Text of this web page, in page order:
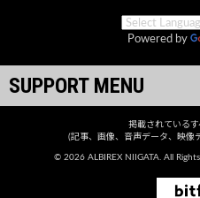
Powered by
SUPPORT MENU
掲載されている
(記事、画像、音声データ、映像
© 2026 ALBIREX NIIGATA. All